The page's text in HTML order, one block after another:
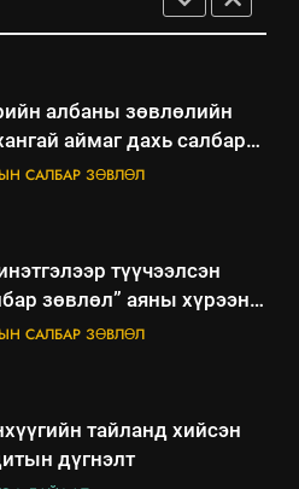
албаны зөвлөлийн
аймаг дахь салбар
2025 оны үйл
САЛБАР ЗӨВЛӨЛ
түүчээлсэн
зөвлөл” аяны хүрээнд
байгуулах арга
САЛБАР ЗӨВЛӨЛ
тайланд хийсэн
дүгнэлт